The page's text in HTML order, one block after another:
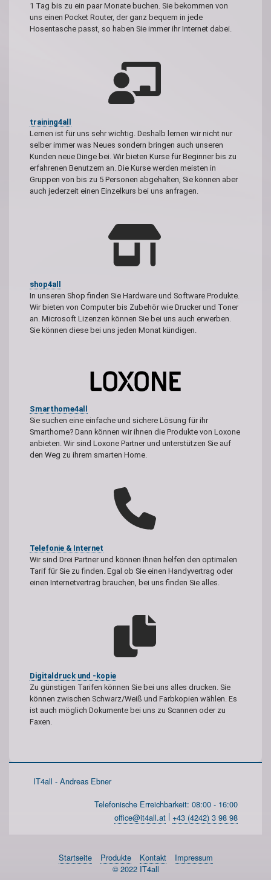
1 Tag bis zu ein paar Monate buchen. Sie bekommen von
uns einen Pocket Router, der ganz bequem in jede
Hosentasche passt, so haben Sie immer ihr Internet dabei.
training4all
Lernen ist für uns sehr wichtig. Deshalb lernen wir nicht nur
selber immer was Neues sondern bringen auch unseren
Kunden neue Dinge bei. Wir bieten Kurse für Beginner bis zu
erfahrenen Benutzern an. Die Kurse werden meisten in
Gruppen von bis zu 5 Personen abgehalten, Sie können aber
auch jederzeit einen Einzelkurs bei uns anfragen.
shop4all
In unseren Shop finden Sie Hardware und Software Produkte.
Wir bieten von Computer bis Zubehör wie Drucker und Toner
an. Microsoft Lizenzen können Sie bei uns auch erwerben.
Sie können diese bei uns jeden Monat kündigen.
Smarthome4all
Sie suchen eine einfache und sichere Lösung für ihr
Smarthome? Dann können wir ihnen die Produkte von Loxone
anbieten. Wir sind Loxone Partner und unterstützen Sie auf
den Weg zu ihrem smarten Home.
Telefonie & Internet
Wir sind Drei Partner und können Ihnen helfen den optimalen
Tarif für Sie zu finden. Egal ob Sie einen Handyvertrag oder
einen Internetvertrag brauchen, bei uns finden Sie alles.
Digitaldruck und -kopie
Zu günstigen Tarifen können Sie bei uns alles drucken. Sie
können zwischen Schwarz/Weiß und Farbkopien wählen. Es
ist auch möglich Dokumente bei uns zu Scannen oder zu
Faxen.
IT4all - Andreas Ebner
Telefonische Erreichbarkeit: 08:00 - 16:00
office@it4all.at | +43 (4242) 3 98 98
Startseite Produkte Kontakt
Impressum
© 2022 IT4all